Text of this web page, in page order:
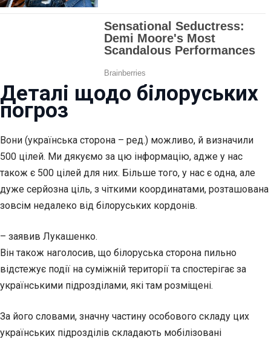
Деталі щодо білоруських
погроз
Вони (українська сторона – ред.) можливо, й визначили
500 цілей. Ми дякуємо за цю інформацію, адже у нас
також є 500 цілей для них. Більше того, у нас є одна, але
дуже серйозна ціль, з чіткими координатами, розташована
зовсім недалеко від білоруських кордонів.
– заявив Лукашенко.
Він також наголосив, що білоруська сторона пильно
відстежує події на суміжній території та спостерігає за
українськими підрозділами, які там розміщені.
За його словами, значну частину особового складу цих
українських підрозділів складають мобілізовані